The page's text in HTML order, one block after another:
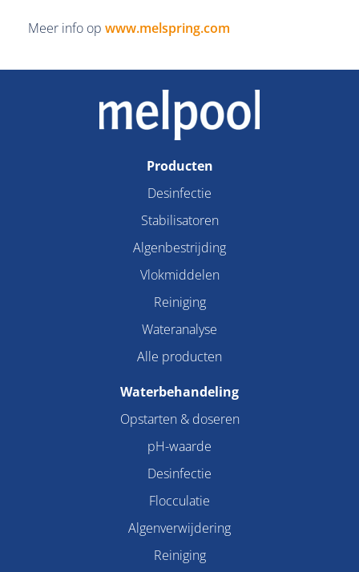
Meer info op www.melspring.com
Producten
Desinfectie
Stabilisatoren
Algenbestrijding
Vlokmiddelen
Reiniging
Wateranalyse
Alle producten
Waterbehandeling
Opstarten & doseren
pH-waarde
Desinfectie
Flocculatie
Algenverwijdering
Reiniging